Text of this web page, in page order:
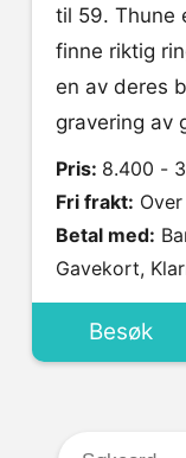
til 59. Thune
finne riktig
en av deres
gravering av
Pris: 8.400 -
Fri frakt:
Betal med:
Gavekort,
Besøk
Søkeord: